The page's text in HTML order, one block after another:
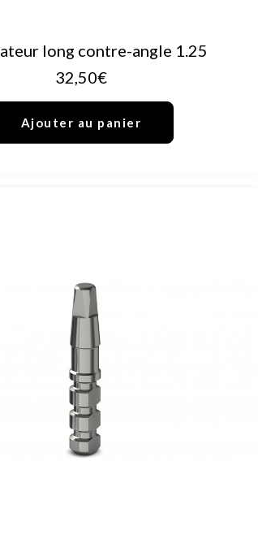
AJOUTER AU PANIER
long contre-angle 1.25
32,50€
Ajouter au panier